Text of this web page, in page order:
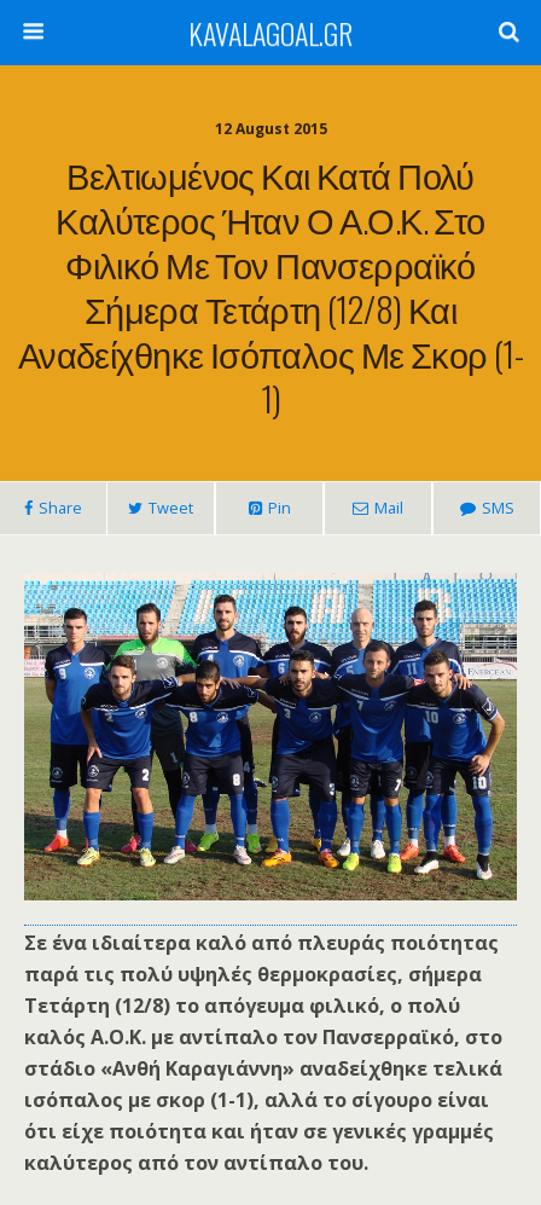
KAVALAGOAL.GR
12 August 2015
Βελτιωμένος Και Κατά Πολύ
Καλύτερος Ήταν Ο Α.Ο.Κ. Στο
Φιλικό Με Τον Πανσερραϊκό
Σήμερα Τετάρτη (12/8) Και
Αναδείχθηκε Ισόπαλος Με Σκορ (1-
1)
Share Tweet Pin Mail SMS
Σε ένα ιδιαίτερα καλό από πλευράς ποιότητας
παρά τις πολύ υψηλές θερμοκρασίες, σήμερα
Τετάρτη (12/8) το απόγευμα φιλικό, ο πολύ
καλός Α.Ο.Κ. με αντίπαλο τον Πανσερραϊκό, στο
στάδιο «Ανθή Καραγιάννη» αναδείχθηκε τελικά
ισόπαλος με σκορ (1-1), αλλά το σίγουρο είναι
ότι είχε ποιότητα και ήταν σε γενικές γραμμές
καλύτερος από τον αντίπαλο του.